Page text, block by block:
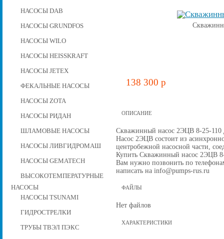
НАСОСЫ DAB
НАСОСЫ GRUNDFOS
НАСОСЫ WILO
НАСОСЫ HEISSKRAFT
НАСОСЫ JETEX
ФЕКАЛЬНЫЕ НАСОСЫ
НАСОСЫ ZOTA
НАСОСЫ РИДАН
ШЛАМОВЫЕ НАСОСЫ
НАСОСЫ ЛИВГИДРОМАШ
НАСОСЫ GEMATECH
ВЫСОКОТЕМПЕРАТУРНЫЕ
НАСОСЫ
НАСОСЫ TSUNAMI
ГИДРОСТРЕЛКИ
ТРУБЫ ТВЭЛ ПЭКС
138 300 p
ОПИСАНИЕ
Скважинный насос 2ЭЦВ 8-25-110
Насос 2ЭЦВ состоит из
центробежной наcосной части,
Купить Скважинный насос 2ЭЦВ 8-
Вам нужно позвонить по
написать на info@pumps-rus.ru
ФАЙЛЫ
Нет файлов
ХАРАКТЕРИСТИКИ